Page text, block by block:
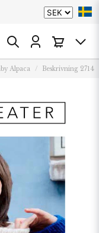
Alpaca Beskrivning 2714